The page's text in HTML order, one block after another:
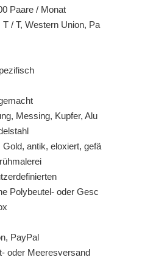
Paare / Monat
T / T, Western Union, Pa
Messing, Kupfer, Alu
Gold, antik, eloxiert, gefä
Polybeutel- oder Gesc
PayPal
oder Meeresversand